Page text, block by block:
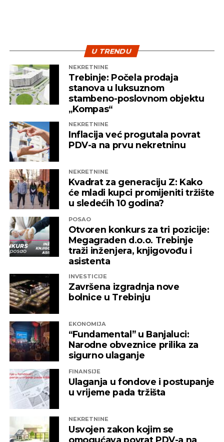
U TRENDU
NEKRETNINE
Trebinje: Počela prodaja
stanova u luksuznom
stambeno-poslovnom objektu
„Kompas“
NEKRETNINE
Inflacija već progutala povrat
PDV-a na prvu nekretninu
NEKRETNINE
Kvadrat za generaciju Z: Kako
će mladi kupci promijeniti tržište
u sledećih 10 godina?
POSAO
Otvoren konkurs za tri pozicije:
Megagraden d.o.o. Trebinje
traži inženjera, knjigovođu i
asistenta
INVESTICIJE
Završena izgradnja nove
bolnice u Trebinju
EKONOMIJA
“Fundamental” u Banjaluci:
Narodne obveznice prilika za
sigurno ulaganje
FINANSIJE
Ulaganja u fondove i postupanje
u vrijeme pada tržišta
NEKRETNINE
Usvojen zakon kojim se
omogućava povrat PDV-a na